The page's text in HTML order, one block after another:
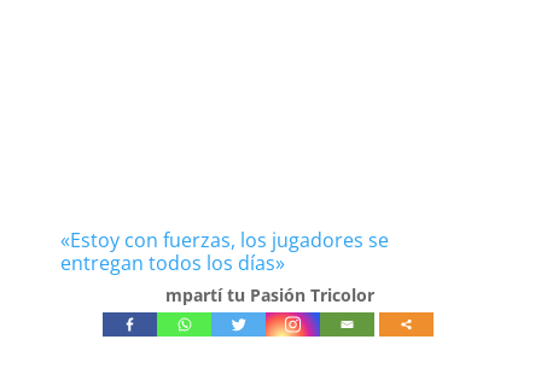
«Estoy con fuerzas, los jugadores se
entregan todos los días»
mpartí tu Pasión Tricolor